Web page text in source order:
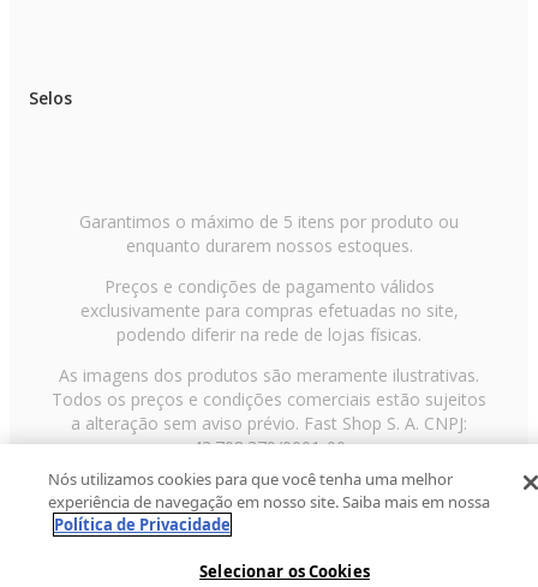
Selos
Garantimos o máximo de 5 itens por produto ou
enquanto durarem nossos estoques.
Preços e condições de pagamento válidos
exclusivamente para compras efetuadas no site,
podendo diferir na rede de lojas físicas.
As imagens dos produtos são meramente ilustrativas.
Todos os preços e condições comerciais estão sujeitos
a alteração sem aviso prévio. Fast Shop S. A. CNPJ:
43.708.379/0001-00
Avenida Zaki Narchi, nº 1650, sobreloja, Carandiru, São
Paulo/SP, CEP 02029-001, Telefone: 11 3003-3728 ©
2013 Fast Shop - Todos os direitos reservados
Nós utilizamos cookies para que você tenha uma melhor
experiência de navegação em nosso site. Saiba mais em nossa
Política de Privacidade
Selecionar os Cookies